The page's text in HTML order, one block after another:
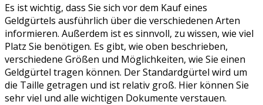
Es ist wichtig, dass Sie sich vor dem Kauf eines
Geldgürtels ausführlich über die verschiedenen Arten
informieren. Außerdem ist es sinnvoll, zu wissen, wie viel
Platz Sie benötigen. Es gibt, wie oben beschrieben,
verschiedene Größen und Möglichkeiten, wie Sie einen
Geldgürtel tragen können. Der Standardgürtel wird um
die Taille getragen und ist relativ groß. Hier können Sie
sehr viel und alle wichtigen Dokumente verstauen.